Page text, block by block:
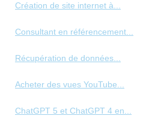
Création de site internet à...
Consultant en référencement...
Récupération de données...
Acheter des vues YouTube...
ChatGPT 5 et ChatGPT 4 en...